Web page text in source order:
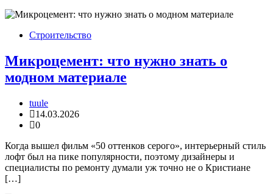
Строительство
Микроцемент: что нужно знать о
модном материале
tuule
14.03.2026
0
Когда вышел фильм «50 оттенков серого», интерьерный стиль
лофт был на пике популярности, поэтому дизайнеры и
специалисты по ремонту думали уж точно не о Кристиане
[…]